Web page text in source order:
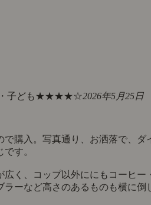
子ども★★★★☆2026年5月25日
で購入。写真通り、お洒落で、ダ
す。
広く、コップ以外ににもコーヒー
ラーなど高さのあるものも横に倒